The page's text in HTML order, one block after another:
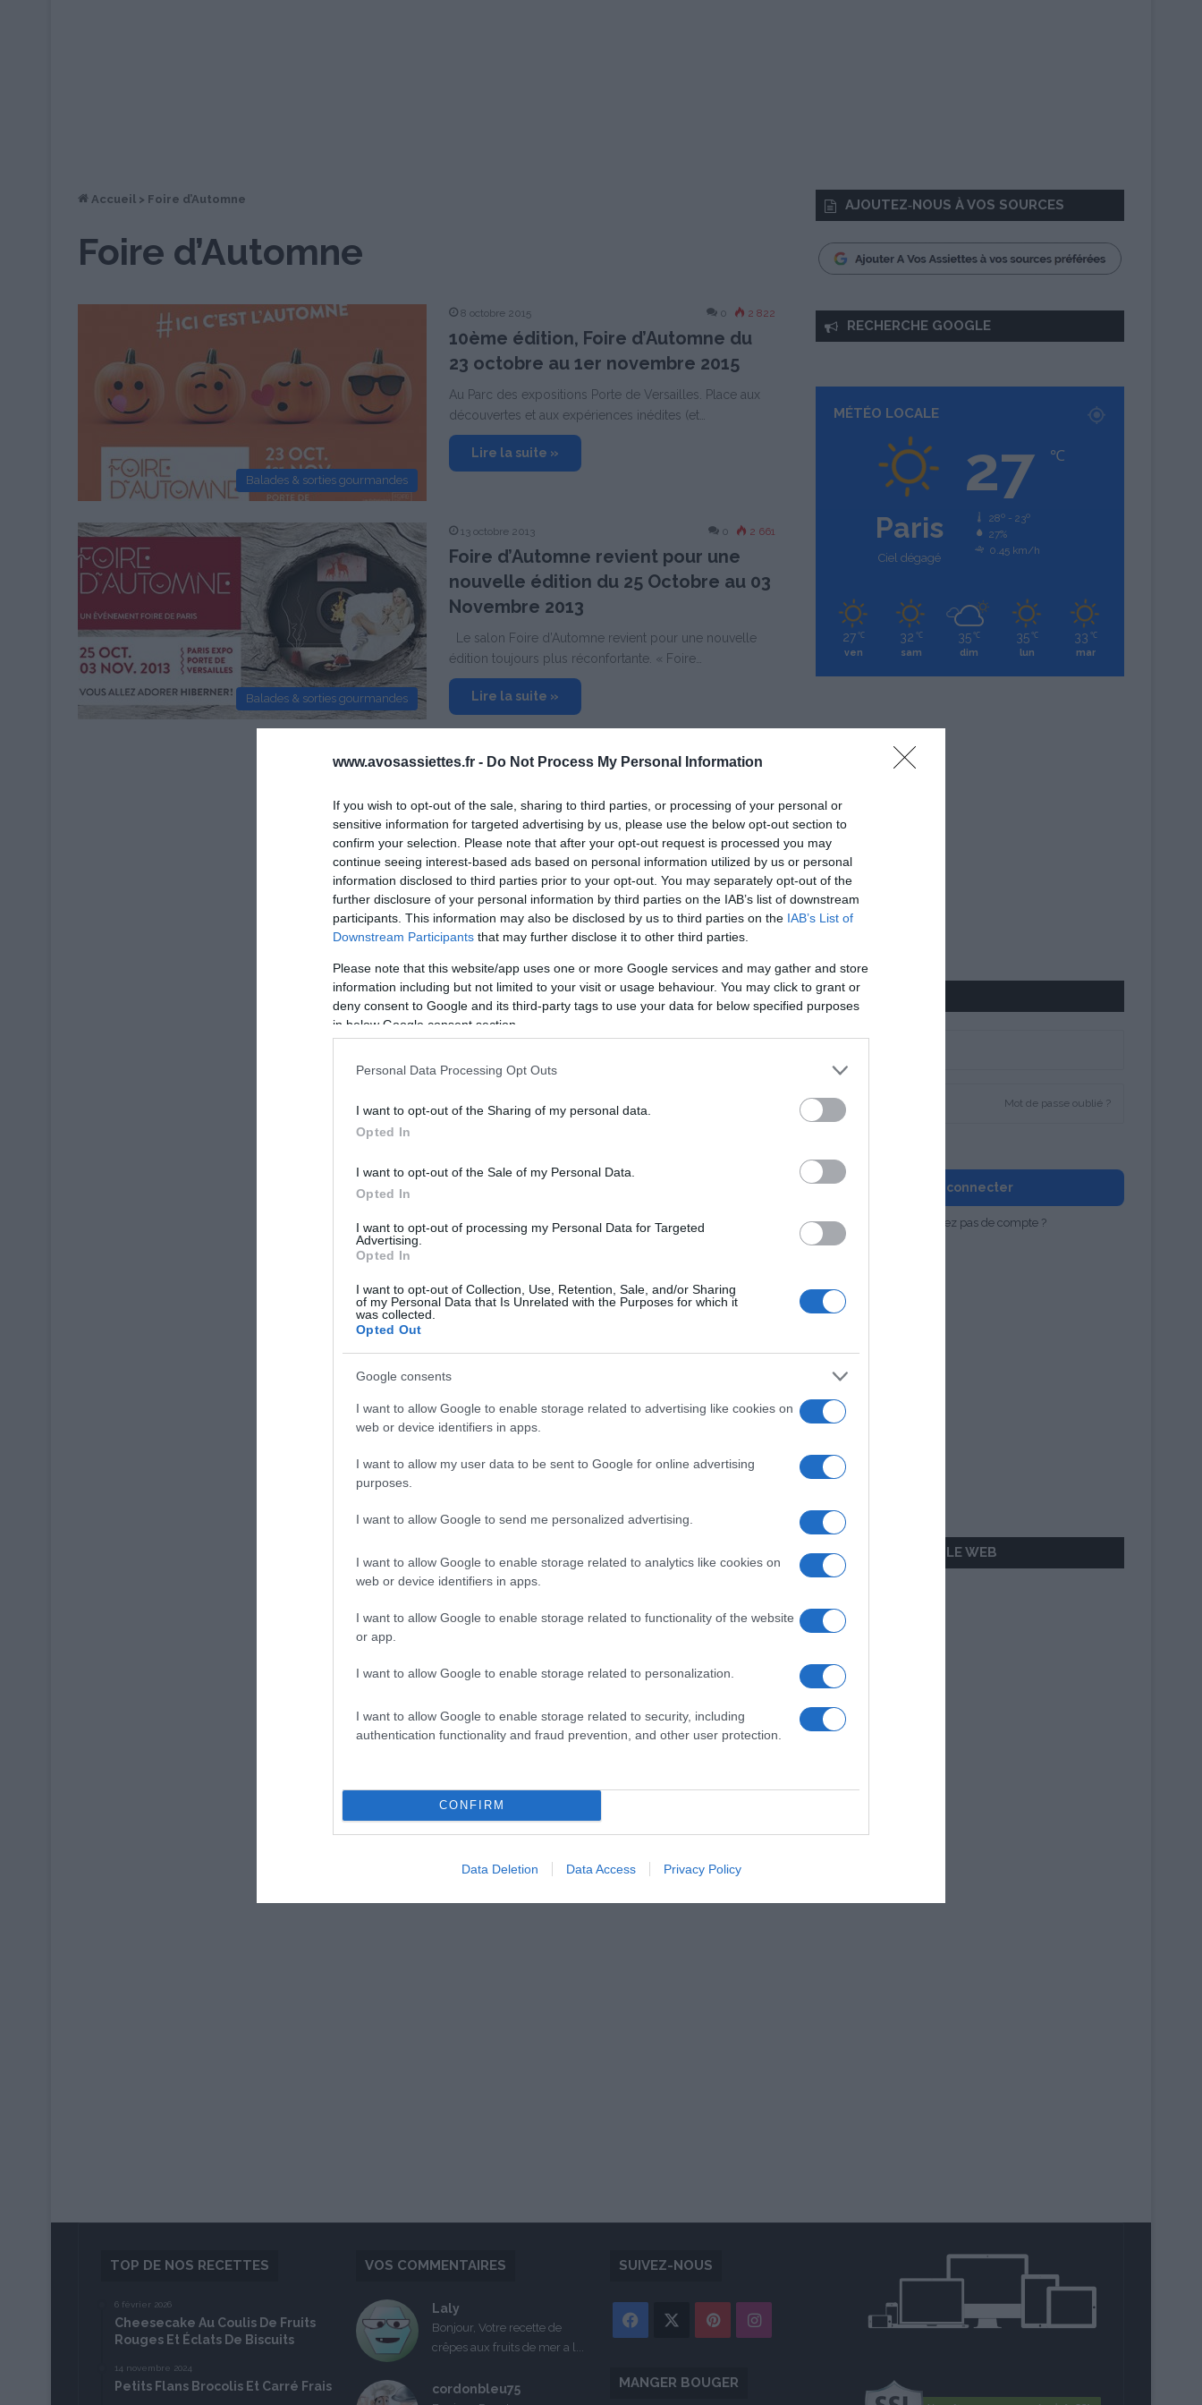
www.avosassiettes.fr - Do Not Process My Personal Information
If you wish to opt-out of the sale, sharing to third parties, or processing of your personal or
sensitive information for targeted advertising by us, please use the below opt-out section to
confirm your selection. Please note that after your opt-out request is processed you may
continue seeing interest-based ads based on personal information utilized by us or personal
information disclosed to third parties prior to your opt-out. You may separately opt-out of the
further disclosure of your personal information by third parties on the IAB’s list of downstream
participants. This information may also be disclosed by us to third parties on the IAB’s List of
Downstream Participants that may further disclose it to other third parties.
Please note that this website/app uses one or more Google services and may gather and store
information including but not limited to your visit or usage behaviour. You may click to grant or
deny consent to Google and its third-party tags to use your data for below specified purposes
in below Google consent section.
Personal Data Processing Opt Outs
I want to opt-out of the Sharing of my personal data.
Opted In
I want to opt-out of the Sale of my Personal Data.
Opted In
I want to opt-out of processing my Personal Data for Targeted
Advertising.
Opted In
I want to opt-out of Collection, Use, Retention, Sale, and/or Sharing
of my Personal Data that Is Unrelated with the Purposes for which it
was collected.
Opted Out
Google consents
I want to allow Google to enable storage related to advertising like cookies on
web or device identifiers in apps.
I want to allow my user data to be sent to Google for online advertising
purposes.
I want to allow Google to send me personalized advertising.
I want to allow Google to enable storage related to analytics like cookies on
web or device identifiers in apps.
I want to allow Google to enable storage related to functionality of the website
or app.
I want to allow Google to enable storage related to personalization.
I want to allow Google to enable storage related to security, including
authentication functionality and fraud prevention, and other user protection.
CONFIRM
Data Deletion Data Access Privacy Policy
Accueil > Foire d’Automne
Foire d’Automne
Balades & sorties gourmandes
8 octobre 2015 0 2 822
10ème édition, Foire d’Automne du
23 octobre au 1er novembre 2015
Au Parc des expositions Porte de Versailles. Place aux
découvertes et aux expériences inédites (et…
Lire la suite »
Balades & sorties gourmandes
13 octobre 2013 0 2 661
Foire d’Automne revient pour une
nouvelle édition du 25 Octobre au 03
Novembre 2013
Le salon Foire d’Automne revient pour une nouvelle
édition toujours plus réconfortante. « Foire…
Lire la suite »
AJOUTEZ‑NOUS À VOS SOURCES
RECHERCHE GOOGLE
MÉTÉO LOCALE
Paris
Ciel dégagé
27 ℃
28º - 23º
27%
0.45 km/h
27 ℃
ven
32 ℃
sam
35 ℃
dim
35 ℃
lun
33 ℃
mar
CONNEXION
Mot de passe oublié ?
Se connecter
Vous n'avez pas de compte ?
AILLEURS SUR LE WEB
TOP DE NOS RECETTES
6 février 2026
Cheesecake Au Coulis De Fruits
Rouges Et Éclats De Biscuits
14 novembre 2024
Petits Flans Brocolis Et Carré Frais
VOS COMMENTAIRES
Laly
Bonjour, Votre recette de
crêpes aux fruits de mer a l...
cordonbleu75
SUIVEZ-NOUS
Facebook PinterestInstagram
MANGER BOUGER